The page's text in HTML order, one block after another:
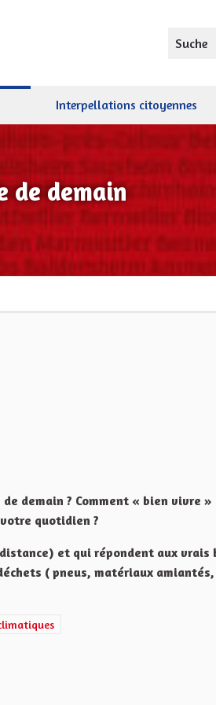
Suche
Interpellations citoyennes
de demain
demain ? Comment « bien vivre
quotidien ?
et qui répondent aux vrais
( pneus, matériaux
environnementales et